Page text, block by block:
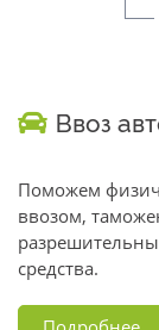
Ввоз
Поможем
ввозом,
средства.